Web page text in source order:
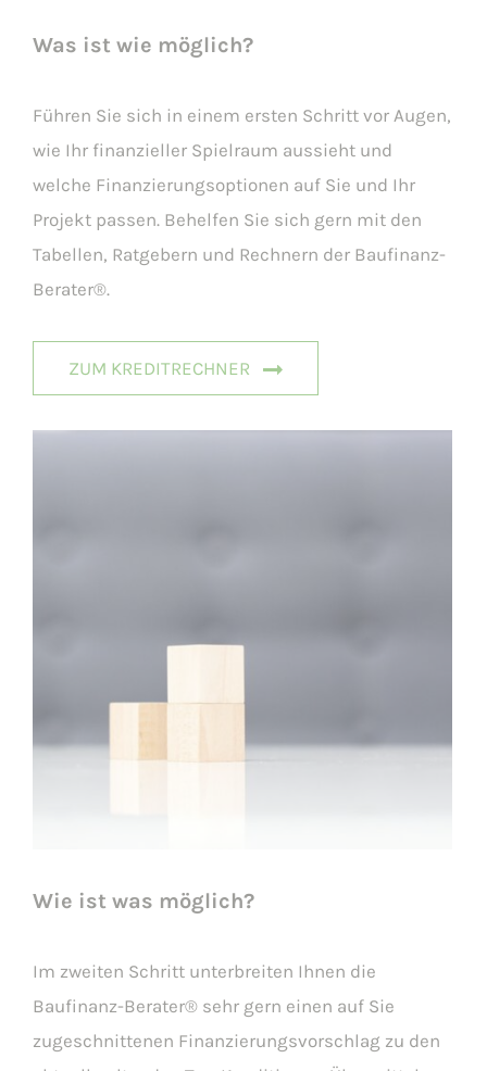
Was ist wie möglich?
Führen Sie sich in einem ersten Schritt vor Augen,
wie Ihr finanzieller Spielraum aussieht und
welche Finanzierungsoptionen auf Sie und Ihr
Projekt passen. Behelfen Sie sich gern mit den
Tabellen, Ratgebern und Rechnern der Baufinanz-
Berater®.
ZUM KREDITRECHNER
Wie ist was möglich?
Im zweiten Schritt unterbreiten Ihnen die
Baufinanz-Berater® sehr gern einen auf Sie
zugeschnittenen Finanzierungsvorschlag zu den